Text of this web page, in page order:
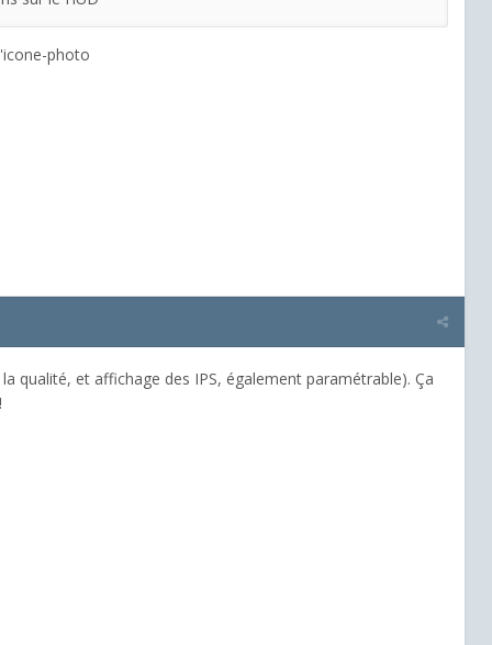
photo
qualité, et affichage des IPS, également paramétrable). Ça